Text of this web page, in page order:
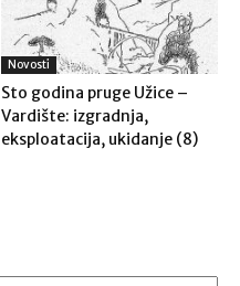
Novosti
Sto godina pruge Užice –
Vardište: izgradnja,
eksploatacija, ukidanje (8)